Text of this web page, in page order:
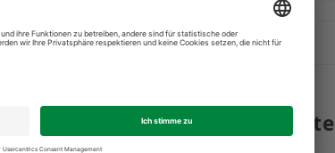
Bestpreis Garantie
Ergänzende Produkte